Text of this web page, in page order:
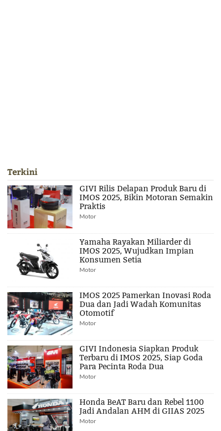
Terkini
GIVI Rilis Delapan Produk Baru di
IMOS 2025, Bikin Motoran Semakin
Praktis
Motor
Yamaha Rayakan Miliarder di
IMOS 2025, Wujudkan Impian
Konsumen Setia
Motor
IMOS 2025 Pamerkan Inovasi Roda
Dua dan Jadi Wadah Komunitas
Otomotif
Motor
GIVI Indonesia Siapkan Produk
Terbaru di IMOS 2025, Siap Goda
Para Pecinta Roda Dua
Motor
Honda BeAT Baru dan Rebel 1100
Jadi Andalan AHM di GIIAS 2025
Motor